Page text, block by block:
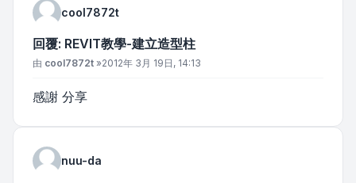
cool7872t
回覆: REVIT教學-建立造型柱
文章
由 cool7872t »2012年 3月 19日, 14:13
感謝 分享
nuu-da